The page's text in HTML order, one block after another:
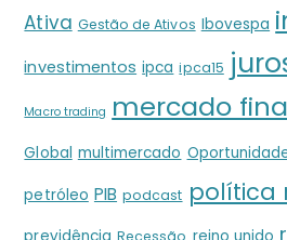
Ativa Gestão de Ativos Ibovespa
investimentos ipca ipca15
Macro trading mercado
Global multimercado
petróleo PIB podcast política